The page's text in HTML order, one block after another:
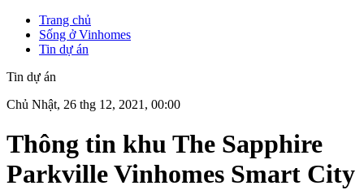
Trang chủ
Sống ở Vinhomes
Tin dự án
Tin dự án
Chủ Nhật, 26 thg 12, 2021, 00:00
Thông tin khu The Sapphire
Parkville Vinhomes Smart City